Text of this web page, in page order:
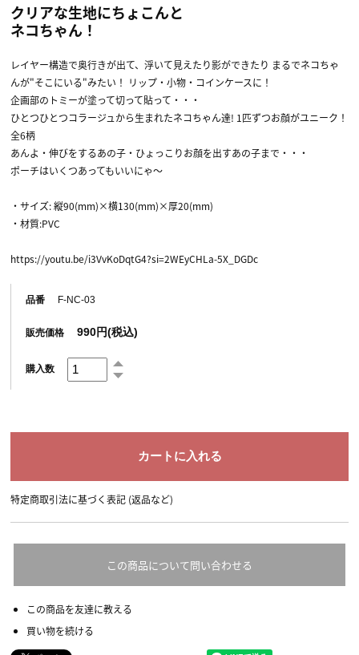
クリアな生地にちょこんと
ネコちゃん！
レイヤー構造で奥行きが出て、浮いて見えたり影ができたり まるでネコちゃ
んが"そこにいる"みたい！ リップ・小物・コインケースに！
企画部のトミーが塗って切って貼って・・・
ひとつひとつコラージュから生まれたネコちゃん達! 1匹ずつお顔がユニーク！
全6柄
あんよ・伸びをするあの子・ひょっこりお顔を出すあの子まで・・・
ポーチはいくつあってもいいにゃ〜
・サイズ: 縦90(mm)×横130(mm)×厚20(mm)
・材質:PVC
https://youtu.be/i3VvKoDqtG4?si=2WEyCHLa-5X_DGDc
品番 F-NC-03
販売価格 990円(税込)
購入数
特定商取引法に基づく表記 (返品など)
この商品について問い合わせる
この商品を友達に教える
買い物を続ける